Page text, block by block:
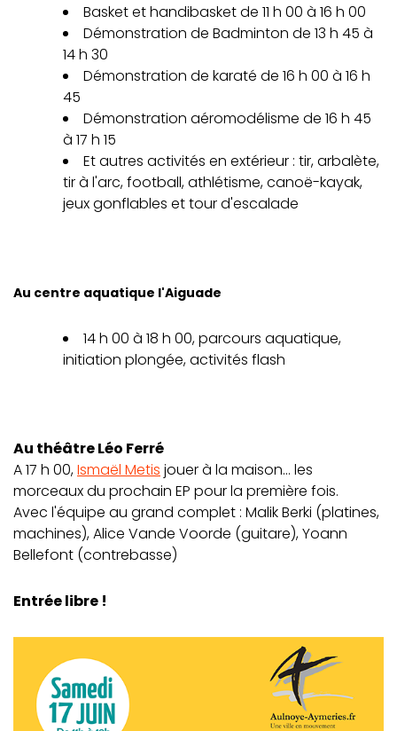
Basket et handibasket de 11 h 00 à 16 h 00
Démonstration de Badminton de 13 h 45 à
14 h 30
Démonstration de karaté de 16 h 00 à 16 h
45
Démonstration aéromodélisme de 16 h 45
à 17 h 15
Et autres activités en extérieur : tir, arbalète,
tir à l'arc, football, athlétisme, canoë-kayak,
jeux gonflables et tour d'escalade
Au centre aquatique l'Aiguade
14 h 00 à 18 h 00, parcours aquatique,
initiation plongée, activités flash
Au théâtre Léo Ferré
A 17 h 00,Ismaël Metis jouer à la maison... les
morceaux du prochain EP pour la première fois.
Avec l'équipe au grand complet : Malik Berki (platines,
machines), Alice Vande Voorde (guitare), Yoann
Bellefont (contrebasse)
Entrée libre !